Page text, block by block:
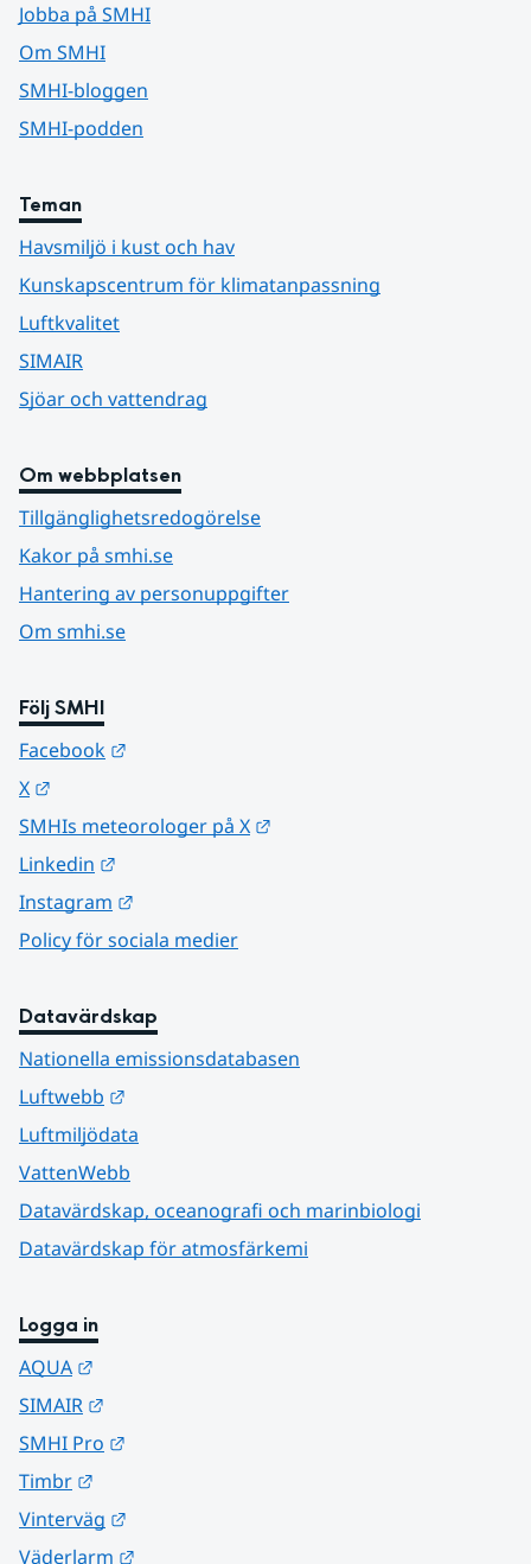
Jobba på SMHI
Om SMHI
SMHI-bloggen
SMHI-podden
Teman
Havsmiljö i kust och hav
Kunskapscentrum för klimatanpassning
Luftkvalitet
SIMAIR
Sjöar och vattendrag
Om webbplatsen
Tillgänglighetsredogörelse
Kakor på smhi.se
Hantering av personuppgifter
Om smhi.se
Följ SMHI
Facebook
X
SMHIs meteorologer på X
Linkedin
Instagram
Policy för sociala medier
Datavärdskap
Nationella emissionsdatabasen
Luftwebb
Luftmiljödata
VattenWebb
Datavärdskap, oceanografi och marinbiologi
Datavärdskap för atmosfärkemi
Logga in
AQUA
SIMAIR
SMHI Pro
Timbr
Vinterväg
Väderlarm